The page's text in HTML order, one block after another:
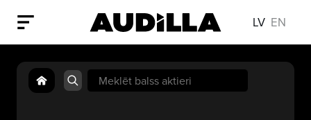
LV EN
Search
for: